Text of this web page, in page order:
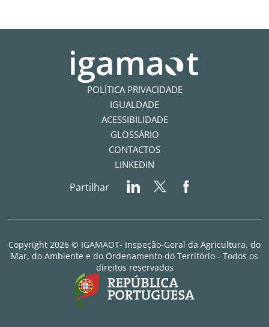
POLÍTICA PRIVACIDADE
IGUALDADE
ACESSIBILIDADE
GLOSSÁRIO
CONTACTOS
LINKEDIN
Partilhar
Copyright 2026 © IGAMAOT- Inspeção-Geral da Agricultura, do
Mar, do Ambiente e do Ordenamento do Território - Todos os
direitos reservados